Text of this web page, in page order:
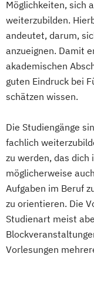
Möglichkeiten, sich
weiterzubilden.
andeutet, darum,
anzueignen. Damit
akademischen
guten Eindruck bei
schätzen wissen.
Die Studiengänge
fachlich
zu werden, das
möglicherweise
Aufgaben im Beruf
zu orientieren. Die
Studienart meist
Vorlesungen